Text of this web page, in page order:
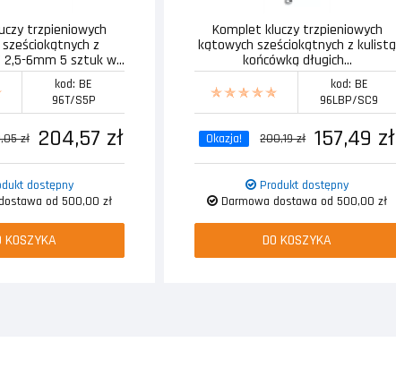
trzpieniowych
z
2,5-6mm 5 sztuk w...
kod: BE
96T/S5P
zł 204,57 zł
dostępny
od 500,00 zł
KOSZYKA
Komplet kluczy trzpieniowych
kątowych sześciokątnych z kulistą
końcówką długich...
kod: BE
96LBP/SC9
Okazja! 200,19 zł 157,49 zł
Produkt dostępny
Darmowa dostawa od 500,00 zł
DO KOSZYKA